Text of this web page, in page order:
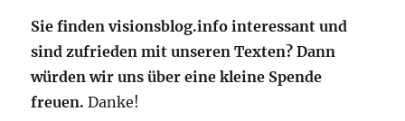
Falkland-
Inseln
Sie finden visionsblog.info interessant und
sind zufrieden mit unseren Texten? Dann
würden wir uns über eine kleine Spende
freuen. Danke!